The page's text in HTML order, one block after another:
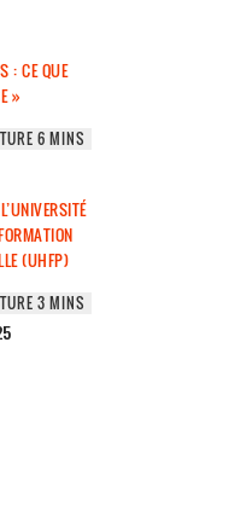
: CE QUE
»
(UHFP)